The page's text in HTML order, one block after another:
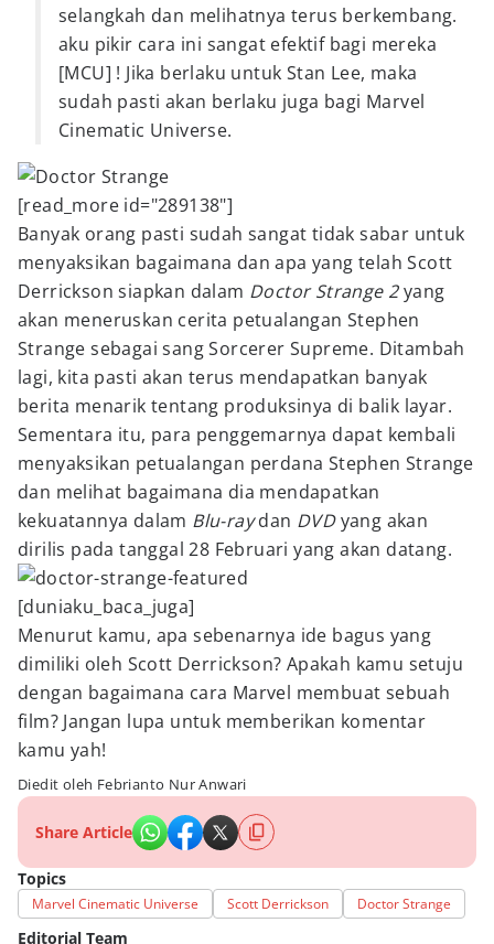
selangkah dan melihatnya terus berkembang.
aku pikir cara ini sangat efektif bagi mereka
[MCU] ! Jika berlaku untuk Stan Lee, maka
sudah pasti akan berlaku juga bagi Marvel
Cinematic Universe.
[read_more id="289138"]
Banyak orang pasti sudah sangat tidak sabar untuk
menyaksikan bagaimana dan apa yang telah Scott
Derrickson siapkan dalam Doctor Strange 2yang
akan meneruskan cerita petualangan Stephen
Strange sebagai sang Sorcerer Supreme. Ditambah
lagi, kita pasti akan terus mendapatkan banyak
berita menarik tentang produksinya di balik layar.
Sementara itu, para penggemarnya dapat kembali
menyaksikan petualangan perdana Stephen Strange
dan melihat bagaimana dia mendapatkan
kekuatannya dalam Blu-raydan DVDyang akan
dirilis pada tanggal 28 Februari yang akan datang.
[duniaku_baca_juga]
Menurut kamu, apa sebenarnya ide bagus yang
dimiliki oleh Scott Derrickson? Apakah kamu setuju
dengan bagaimana cara Marvel membuat sebuah
film? Jangan lupa untuk memberikan komentar
kamu yah!
Diedit oleh Febrianto Nur Anwari
Share Article
Topics
Marvel Cinematic Universe Scott Derrickson Doctor Strange
Editorial Team